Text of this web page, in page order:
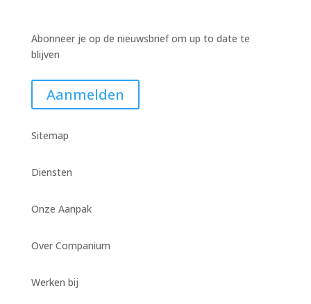
Abonneer je op de nieuwsbrief om up to date te
blijven
Aanmelden
Sitemap
Diensten
Onze Aanpak
Over Companium
Werken bij